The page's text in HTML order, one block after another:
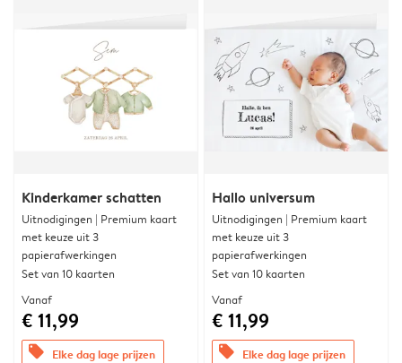
Kinderkamer schatten
Uitnodigingen | Premium kaart
met keuze uit 3
papierafwerkingen
Set van 10 kaarten
Vanaf
€ 11,99
offers Elke dag lage prijzen
Hallo universum
Uitnodigingen | Premium kaart
met keuze uit 3
papierafwerkingen
Set van 10 kaarten
Vanaf
€ 11,99
offers Elke dag lage prijzen